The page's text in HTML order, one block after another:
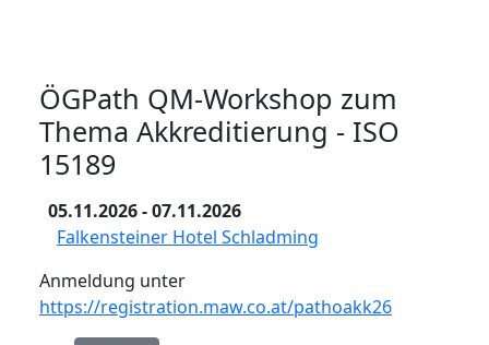
ÖGPath QM-Workshop zum
Thema Akkreditierung - ISO
15189
05.11.2026- 07.11.2026
Falkensteiner Hotel Schladming
Anmeldung unter
https://registration.maw.co.at/pathoakk26